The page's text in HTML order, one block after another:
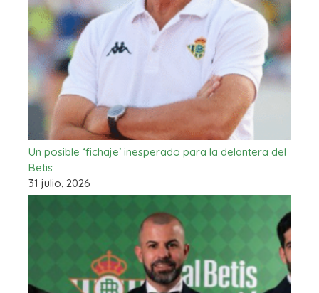
Un posible ‘fichaje’ inesperado para la delantera del
Betis
31 julio, 2026